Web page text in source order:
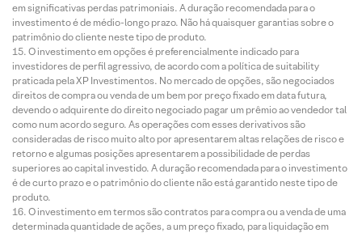
em significativas perdas patrimoniais. A duração recomendada para o
investimento é de médio-longo prazo. Não há quaisquer garantias sobre o
patrimônio do cliente neste tipo de produto.
O investimento em opções é preferencialmente indicado para
investidores de perfil agressivo, de acordo com a política de suitability
praticada pela XP Investimentos. No mercado de opções, são negociados
direitos de compra ou venda de um bem por preço fixado em data futura,
devendo o adquirente do direito negociado pagar um prêmio ao vendedor tal
como num acordo seguro. As operações com esses derivativos são
consideradas de risco muito alto por apresentarem altas relações de risco e
retorno e algumas posições apresentarem a possibilidade de perdas
superiores ao capital investido. A duração recomendada para o investimento
é de curto prazo e o patrimônio do cliente não está garantido neste tipo de
produto.
O investimento em termos são contratos para compra ou a venda de uma
determinada quantidade de ações, a um preço fixado, para liquidação em